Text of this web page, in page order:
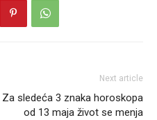
Next article
Za sledeća 3 znaka horoskopa
od 13 maja život se menja